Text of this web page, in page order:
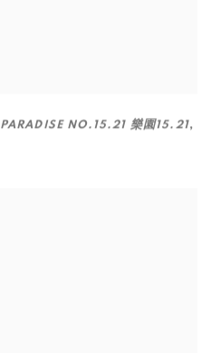
PARADISE NO.15.21 樂園15.21,